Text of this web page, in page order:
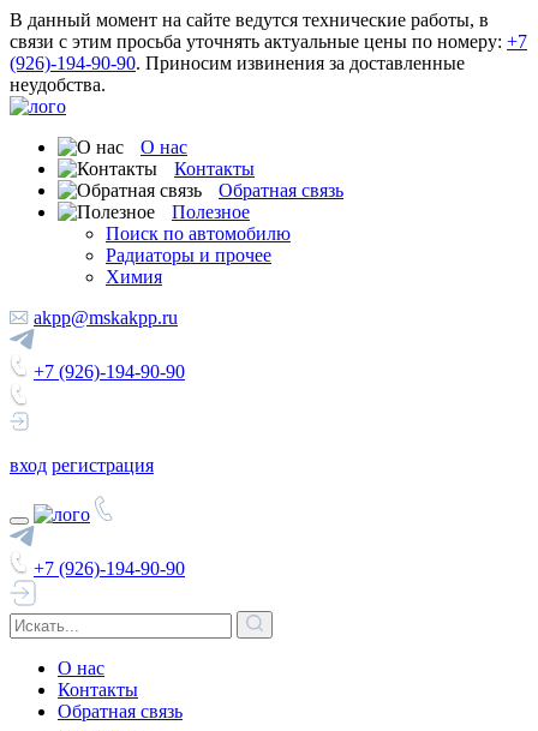
В данный момент на сайте ведутся технические работы, в
связи с этим просьба уточнять актуальные цены по номеру: +7
(926)-194-90-90. Приносим извинения за доставленные
неудобства.
О нас
Контакты
Обратная связь
Полезное
Поиск по автомобилю
Радиаторы и прочее
Химия
akpp@mskakpp.ru
+7 (926)-194-90-90
вход регистрация
+7 (926)-194-90-90
О нас
Контакты
Обратная связь